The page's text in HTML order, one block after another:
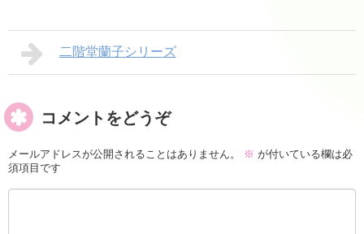
二階堂蘭子シリーズ
コメントをどうぞ
メールアドレスが公開されることはありません。 ※ が付いている欄は必
須項目です